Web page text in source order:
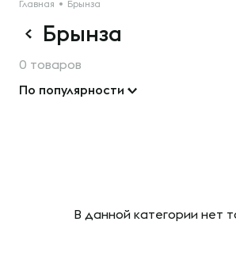
Главная Брынза
Брынза
0 товаров
По популярности
В данной категории нет